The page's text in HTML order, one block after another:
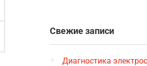
Свежие записи
Диагностика